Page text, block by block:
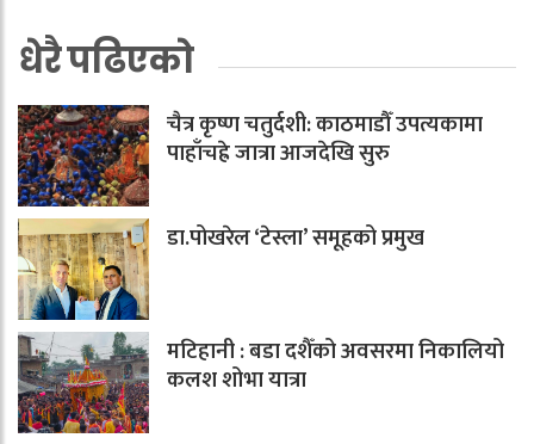
धेरै पढिएको
चैत्र कृष्ण चतुर्दशी: काठमाडौँ उपत्यकामा
पाहाँचह्रे जात्रा आजदेखि सुरु
डा.पोखरेल ‘टेस्ला’ समूहको प्रमुख
मटिहानी : बडा दशैँको अवसरमा निकालियो
कलश शोभा यात्रा